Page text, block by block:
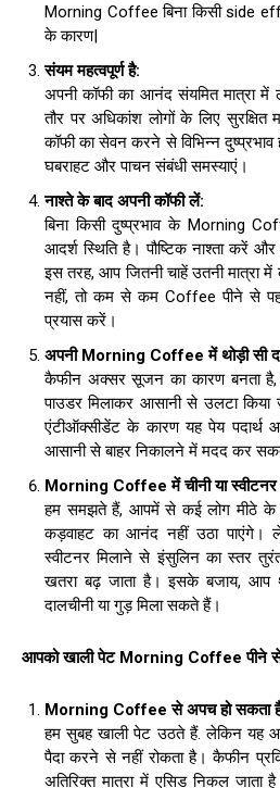
Morning Coffee बिना किसी side
के कारण|
संयम महत्वपूर्ण है:
अपनी कॉफी का आनंद संयमित मात्रा
तौर पर अधिकांश लोगों के लिए सुरक्षित
कॉफी का सेवन करने से विभिन्न
घबराहट और पाचन संबंधी समस्याएं।
नाश्ते के बाद अपनी कॉफी लें:
बिना किसी दुष्प्रभाव के Morning
आदर्श स्थिति है। पौष्टिक नाश्ता करें
इस तरह, आप जितनी चाहें उतनी
नहीं, तो कम से कम Coffee पीने से
प्रयास करें।
अपनीMorning Coffeeमें थोड़ी सी
कैफीन अक्सर सूजन का कारण बनता है,
पाउडर मिलाकर आसानी से उलटा
एंटीऑक्सीडेंट के कारण यह पेय पदार्थ
आसानी से बाहर निकालने में मदद कर
Morning Coffeeमें चीनी या
हम समझते हैं, आपमें से कई लोग मीठे के
कड़वाहट का आनंद नहीं उठा पाएंगे।
स्वीटनर मिलाने से इंसुलिन का स्तर
खतरा बढ़ जाता है। इसके बजाय, आप
दालचीनी या गुड़ मिला सकते हैं।
आपको खाली पेट Morning Coffeeपीने
Morning Coffeeसे अपच हो सकता
हम सुबह खाली पेट उठते हैं. लेकिन यह
पैदा करने से नहीं रोकता है। कैफीन
अतिरिक्त मात्रा में एसिड निकल